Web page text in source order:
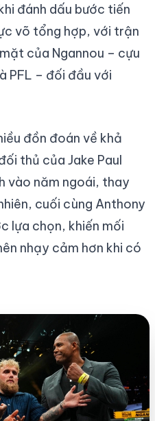
đánh dấu bước tiến
võ tổng hợp, với trận
của Ngannou – cựu
PFL – đối đầu với
đồn đoán về khả
thủ của Jake Paul
vào năm ngoái, thay
cuối cùng Anthony
lựa chọn, khiến mối
nhạy cảm hơn khi có